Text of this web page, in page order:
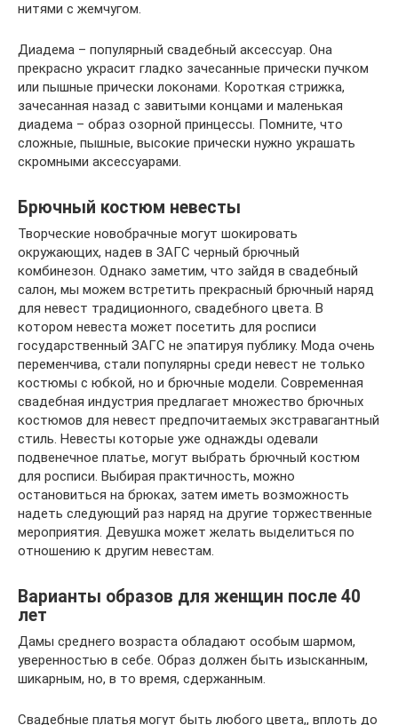
нитями с жемчугом.
Диадема – популярный свадебный аксессуар. Она
прекрасно украсит гладко зачесанные прически пучком
или пышные прически локонами. Короткая стрижка,
зачесанная назад с завитыми концами и маленькая
диадема – образ озорной принцессы. Помните, что
сложные, пышные, высокие прически нужно украшать
скромными аксессуарами.
Брючный костюм невесты
Творческие новобрачные могут шокировать
окружающих, надев в ЗАГС черный брючный
комбинезон. Однако заметим, что зайдя в свадебный
салон, мы можем встретить прекрасный брючный наряд
для невест традиционного, свадебного цвета. В
котором невеста может посетить для росписи
государственный ЗАГС не эпатируя публику. Мода очень
переменчива, стали популярны среди невест не только
костюмы с юбкой, но и брючные модели. Современная
свадебная индустрия предлагает множество брючных
костюмов для невест предпочитаемых экстравагантный
стиль. Невесты которые уже однажды одевали
подвенечное платье, могут выбрать брючный костюм
для росписи. Выбирая практичность, можно
остановиться на брюках, затем иметь возможность
надеть следующий раз наряд на другие торжественные
мероприятия. Девушка может желать выделиться по
отношению к другим невестам.
Варианты образов для женщин после 40
лет
Дамы среднего возраста обладают особым шармом,
уверенностью в себе. Образ должен быть изысканным,
шикарным, но, в то время, сдержанным.
Свадебные платья могут быть любого цвета,, вплоть до